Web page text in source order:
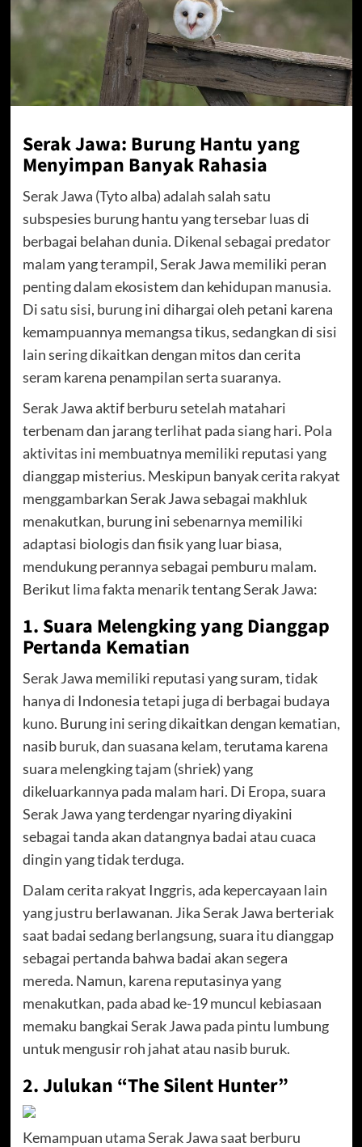
Serak Jawa: Burung Hantu yang
Menyimpan Banyak Rahasia
Serak Jawa (Tyto alba) adalah salah satu
subspesies burung hantu yang tersebar luas di
berbagai belahan dunia. Dikenal sebagai predator
malam yang terampil, Serak Jawa memiliki peran
penting dalam ekosistem dan kehidupan manusia.
Di satu sisi, burung ini dihargai oleh petani karena
kemampuannya memangsa tikus, sedangkan di sisi
lain sering dikaitkan dengan mitos dan cerita
seram karena penampilan serta suaranya.
Serak Jawa aktif berburu setelah matahari
terbenam dan jarang terlihat pada siang hari. Pola
aktivitas ini membuatnya memiliki reputasi yang
dianggap misterius. Meskipun banyak cerita rakyat
menggambarkan Serak Jawa sebagai makhluk
menakutkan, burung ini sebenarnya memiliki
adaptasi biologis dan fisik yang luar biasa,
mendukung perannya sebagai pemburu malam.
Berikut lima fakta menarik tentang Serak Jawa:
1. Suara Melengking yang Dianggap
Pertanda Kematian
Serak Jawa memiliki reputasi yang suram, tidak
hanya di Indonesia tetapi juga di berbagai budaya
kuno. Burung ini sering dikaitkan dengan kematian,
nasib buruk, dan suasana kelam, terutama karena
suara melengking tajam (shriek) yang
dikeluarkannya pada malam hari. Di Eropa, suara
Serak Jawa yang terdengar nyaring diyakini
sebagai tanda akan datangnya badai atau cuaca
dingin yang tidak terduga.
Dalam cerita rakyat Inggris, ada kepercayaan lain
yang justru berlawanan. Jika Serak Jawa berteriak
saat badai sedang berlangsung, suara itu dianggap
sebagai pertanda bahwa badai akan segera
mereda. Namun, karena reputasinya yang
menakutkan, pada abad ke-19 muncul kebiasaan
memaku bangkai Serak Jawa pada pintu lumbung
untuk mengusir roh jahat atau nasib buruk.
2. Julukan “The Silent Hunter”
Kemampuan utama Serak Jawa saat berburu